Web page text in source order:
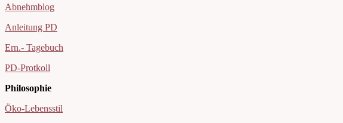
Abnehmblog
Anleitung PD
Ern.- Tagebuch
PD-Protkoll
Philosophie
Öko-Lebensstil